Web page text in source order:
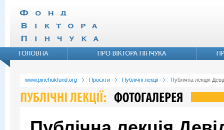
www.pinchukfund.org Проєкти Публічні лекції Публічна лекція